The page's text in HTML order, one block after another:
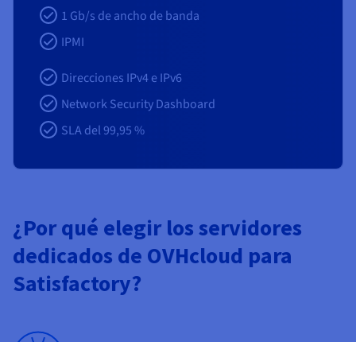
1 Gb/s de ancho de banda
IPMI
Direcciones IPv4 e IPv6
Network Security Dashboard
SLA del 99,95 %
¿Por qué elegir los servidores
dedicados de OVHcloud para
Satisfactory?